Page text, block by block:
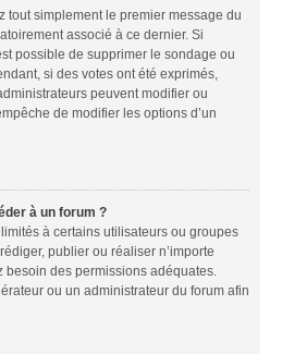
tout simplement le premier message du
associé à ce dernier. Si
possible de supprimer le sondage ou
si des votes ont été exprimés,
peuvent modifier ou
de modifier les options d’un
à un forum ?
à certains utilisateurs ou groupes
publier ou réaliser n’importe
des permissions adéquates.
ou un administrateur du forum afin